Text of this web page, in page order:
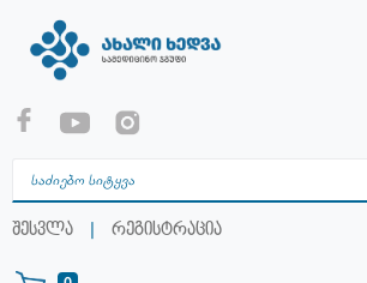
შესვლა | რეგისტრაცია